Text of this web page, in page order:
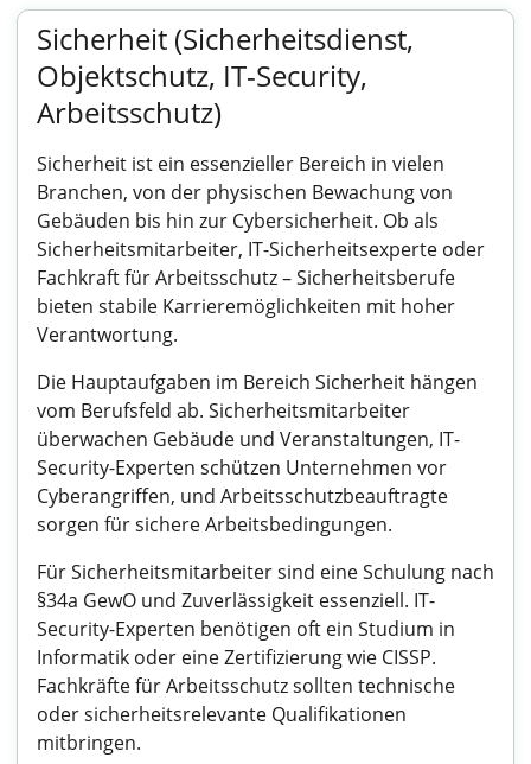
Sicherheit (Sicherheitsdienst,
Objektschutz, IT-Security,
Arbeitsschutz)
Sicherheit ist ein essenzieller Bereich in vielen
Branchen, von der physischen Bewachung von
Gebäuden bis hin zur Cybersicherheit. Ob als
Sicherheitsmitarbeiter, IT-Sicherheitsexperte oder
Fachkraft für Arbeitsschutz – Sicherheitsberufe
bieten stabile Karrieremöglichkeiten mit hoher
Verantwortung.
Die Hauptaufgaben im Bereich Sicherheit hängen
vom Berufsfeld ab. Sicherheitsmitarbeiter
überwachen Gebäude und Veranstaltungen, IT-
Security-Experten schützen Unternehmen vor
Cyberangriffen, und Arbeitsschutzbeauftragte
sorgen für sichere Arbeitsbedingungen.
Für Sicherheitsmitarbeiter sind eine Schulung nach
§34a GewO und Zuverlässigkeit essenziell. IT-
Security-Experten benötigen oft ein Studium in
Informatik oder eine Zertifizierung wie CISSP.
Fachkräfte für Arbeitsschutz sollten technische
oder sicherheitsrelevante Qualifikationen
mitbringen.